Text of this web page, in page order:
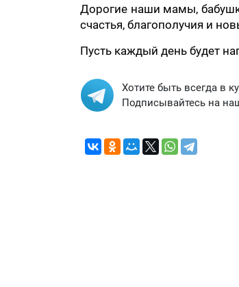
Дорогие наши мамы,
счастья, благополучия и
Пусть каждый день будет
Хотите быть всегда в
Подписывайтесь на